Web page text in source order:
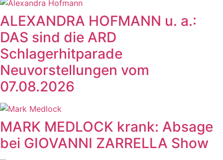
ALEXANDRA HOFMANN u. a.:
DAS sind die ARD
Schlagerhitparade
Neuvorstellungen vom
07.08.2026
MARK MEDLOCK krank: Absage
bei GIOVANNI ZARRELLA Show